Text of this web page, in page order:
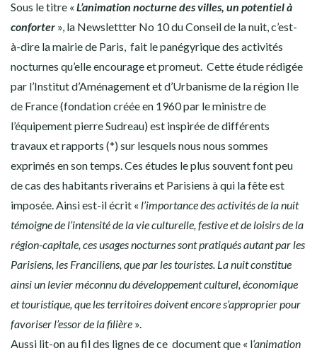
Sous le titre « L’animation nocturne des villes, un potentiel à
conforter », la Newslettter No 10 du Conseil de la nuit, c’est-
à-dire la mairie de Paris, fait le panégyrique des activités
nocturnes qu’elle encourage et promeut. Cette étude rédigée
par l’Institut d’Aménagement et d’Urbanisme de la région Ile
de France (fondation créée en 1960 par le ministre de
l’équipement pierre Sudreau) est inspirée de différents
travaux et rapports (*) sur lesquels nous nous sommes
exprimés en son temps. Ces études le plus souvent font peu
de cas des habitants riverains et Parisiens à qui la fête est
imposée. Ainsi est-il écrit « l’importance des activités de la nuit
témoigne de l’intensité de la vie culturelle, festive et de loisirs de la
région-capitale, ces usages nocturnes sont pratiqués autant par les
Parisiens, les Franciliens, que par les touristes. La nuit constitue
ainsi un levier méconnu du développement culturel, économique
et touristique, que les territoires doivent encore s’approprier pour
favoriser l’essor de la filière ».
Aussi lit-on au fil des lignes de ce document que « l‘animation